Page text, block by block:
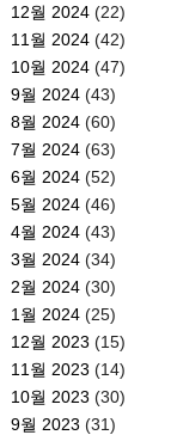
12월 2024(22)
11월 2024(42)
10월 2024(47)
9월 2024(43)
8월 2024(60)
7월 2024(63)
6월 2024(52)
5월 2024(46)
4월 2024(43)
3월 2024(34)
2월 2024(30)
1월 2024(25)
12월 2023 (15)
11월 2023 (14)
10월 2023 (30)
9월 2023 (31)